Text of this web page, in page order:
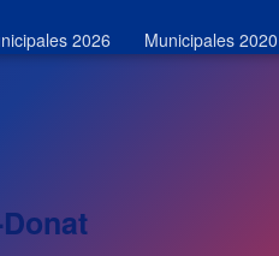
2026 Municipales 2020